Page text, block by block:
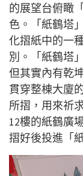
的展望台俯瞰
色。「紙鶴塔
化摺紙中的一
別。「紙鶴塔
但其實內有乾
貫穿整棟大廈
所摺，用來祈
12樓的紙鶴廣
摺好後投進「